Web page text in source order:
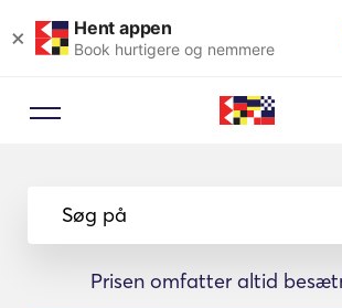
× Hent appen
Book hurtigere og nemmere
Søg på
Prisen omfatter altid